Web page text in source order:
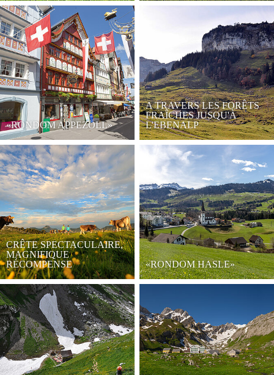
«RONDOM APPEZÖLL»
A TRAVERS LES FORÊTS
FRAÎCHES JUSQU'À
L'EBENALP
CRÊTE SPECTACULAIRE,
MAGNIFIQUE
RÉCOMPENSE
«RONDOM HASLE»